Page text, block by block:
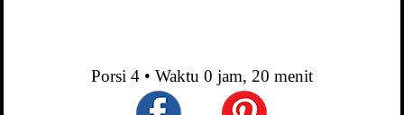
Porsi 4• Waktu 0 jam, 20 menit